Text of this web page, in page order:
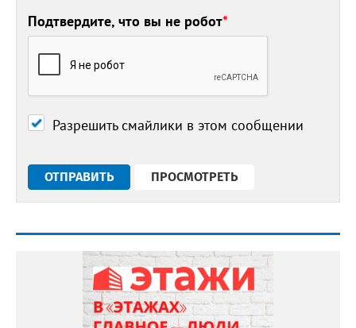
Подтвердите, что вы не робот*
Разрешить смайлики в этом сообщении